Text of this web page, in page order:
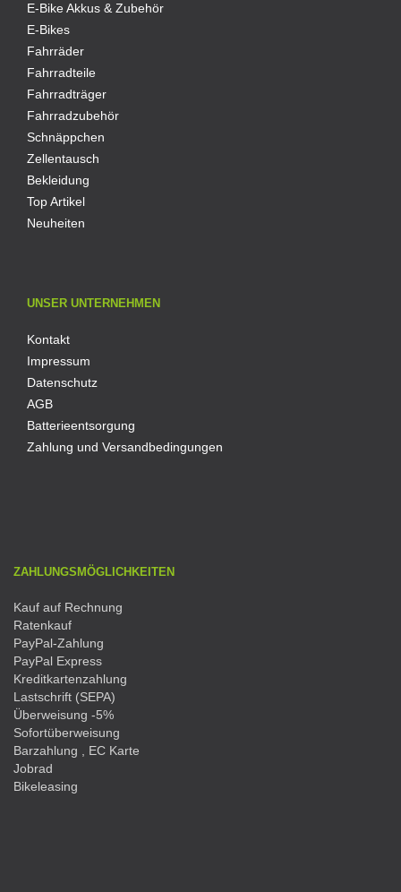
E-Bike Akkus & Zubehör
E-Bikes
Fahrräder
Fahrradteile
Fahrradträger
Fahrradzubehör
Schnäppchen
Zellentausch
Bekleidung
Top Artikel
Neuheiten
UNSER UNTERNEHMEN
Kontakt
Impressum
Datenschutz
AGB
Batterieentsorgung
Zahlung und Versandbedingungen
ZAHLUNGSMÖGLICHKEITEN
Kauf auf Rechnung
Ratenkauf
PayPal-Zahlung
PayPal Express
Kreditkartenzahlung
Lastschrift (SEPA)
Überweisung -5%
Sofortüberweisung
Barzahlung , EC Karte
Jobrad
Bikeleasing